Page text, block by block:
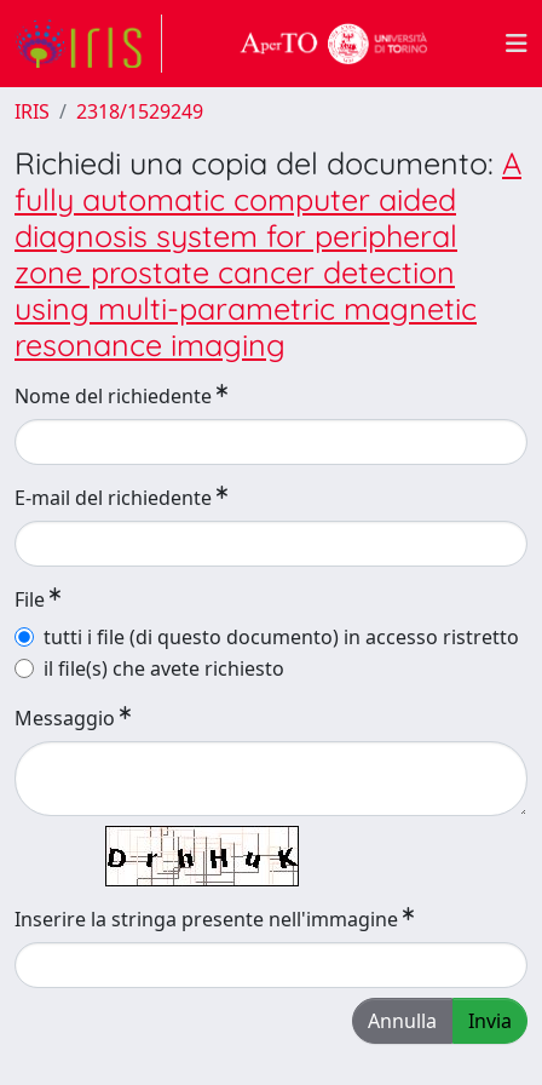
IRIS 2318/1529249
Richiedi una copia del documento: A
fully automatic computer aided
diagnosis system for peripheral
zone prostate cancer detection
using multi-parametric magnetic
resonance imaging
Nome del richiedente
E-mail del richiedente
File
tutti i file (di questo documento) in accesso ristretto
il file(s) che avete richiesto
Messaggio
Inserire la stringa presente nell'immagine
Annulla Invia